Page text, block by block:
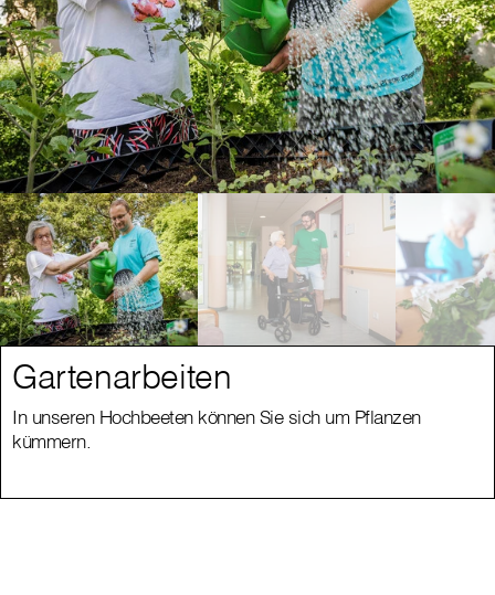
Gartenarbeiten
In unseren Hochbeeten können Sie sich um Pflanzen
kümmern.